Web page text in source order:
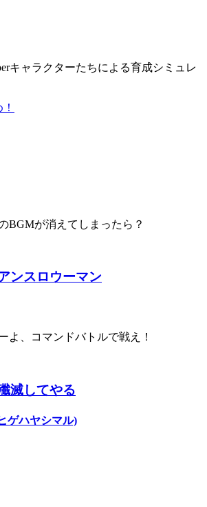
キャラクターたちによる育成シミュレ
BGMが消えてしまったら？
ンスロウーマン
よ、コマンドバトルで戦え！
滅してやる
ゲハヤシマル)